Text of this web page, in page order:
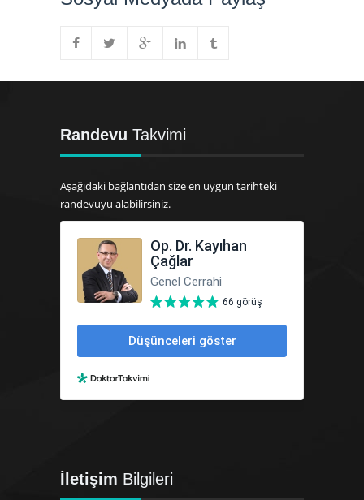
Randevu Takvimi
Aşağıdaki bağlantıdan size en uygun tarihteki
randevuyu alabilirsiniz.
İletişim Bilgileri